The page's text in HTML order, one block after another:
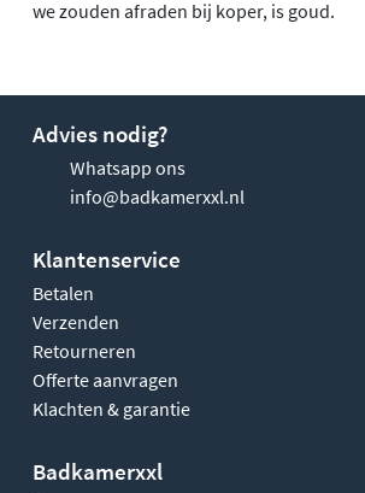
we zouden afraden bij koper, is goud.
Advies nodig?
Whatsapp ons
info@badkamerxxl.nl
Klantenservice
Betalen
Verzenden
Retourneren
Offerte aanvragen
Klachten & garantie
Badkamerxxl